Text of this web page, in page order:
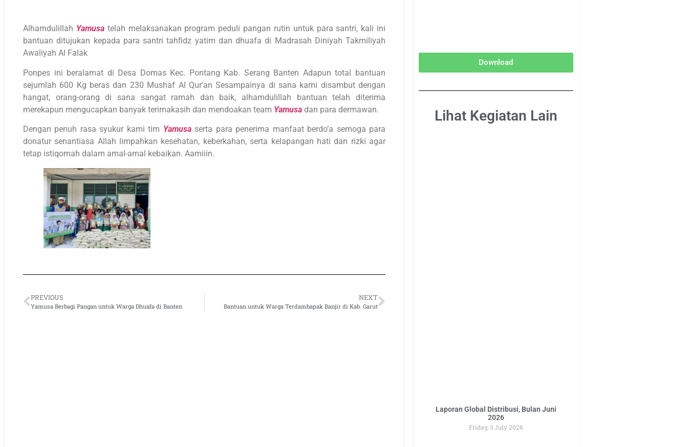
Alhamdulillah Yamusatelah melaksanakan program peduli pangan rutin untuk para santri, kali ini
bantuan ditujukan kepada para santri tahfidz yatim dan dhuafa di Madrasah Diniyah Takmiliyah
Awaliyah Al Falak
Ponpes ini beralamat di Desa Domas Kec. Pontang Kab. Serang Banten Adapun total bantuan
sejumlah 600 Kg beras dan 230 Mushaf Al Qur’an Sesampainya di sana kami disambut dengan
hangat, orang-orang di sana sangat ramah dan baik, alhamdulillah bantuan telah diterima
merekapun mengucapkan banyak terimakasih dan mendoakan team Yamusa dan para dermawan.
Dengan penuh rasa syukur kami tim Yamusaserta para penerima manfaat berdo’a semoga para
donatur senantiasa Allah limpahkan kesehatan, keberkahan, serta kelapangan hati dan rizki agar
tetap istiqomah dalam amal-amal kebaikan. Aamiiin.
PREVIOUS
Yamusa Berbagi Pangan untuk Warga Dhuafa di Banten
NEXT
Bantuan untuk Warga Terdambapak Banjir di Kab. Garut
Download
Lihat Kegiatan Lain
Laporan Global Distribusi, Bulan Juni
2026
Friday, 3 July 2026